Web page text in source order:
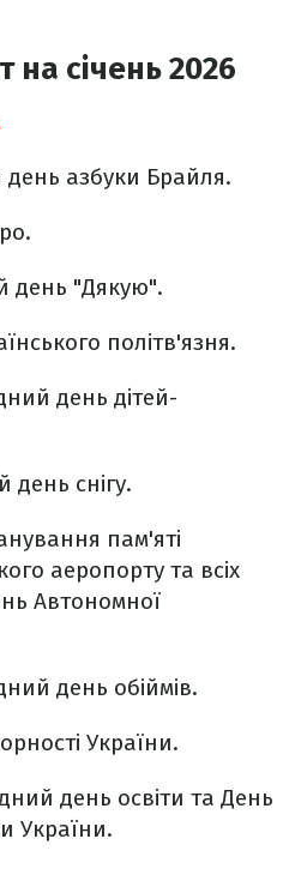
на січень 2026
день азбуки Брайля.
день "Дякую".
політв'язня.
день дітей-
день снігу.
пам'яті
аеропорту та всіх
Автономної
день обіймів.
України.
день освіти та День
України.